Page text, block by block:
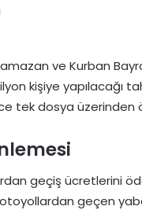
ve Kurban
kişiye yapılacağı
tek dosya üzerinden
geçiş ücretlerini
geçen